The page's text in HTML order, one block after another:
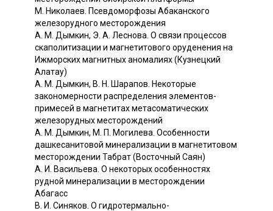
М. Николаев. Псевдоморфозы Абаканского
железорудного месторождения
А. М. Дымкин, Э. А. Леснова. О связи процессов
скаполитизации и магнетитового оруденения на
Ижморских магнитных аномалиях (Кузнецкий
Алатау)
А. М. Дымкин, В. Н. Шарапов. Некоторые
закономерности распределения элементов-
примесей в магнетитах метасоматических
железорудных месторождений
А. М. Дымкин, М. П. Могилева. Особенности
дашкесанитовой минерализации в магнетитовом
месторождении Табрат (Восточный Саян)
А. И. Васильева. О некоторых особенностях
рудной минерализации в месторождении
Абагасс
В. И. Синяков. О гидротермально-